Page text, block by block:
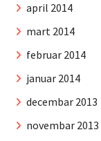
april 2014
mart 2014
februar 2014
januar 2014
decembar 2013
novembar 2013